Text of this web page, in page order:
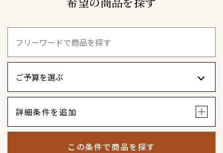
詳細条件を追加
この条件で商品を探す